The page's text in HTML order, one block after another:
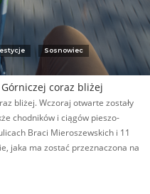
Sosnowiec
coraz bliżej
bliżej. Wczoraj otwarte zostały
chodników i ciągów pieszo-
Braci Mieroszewskich i 11
jaka ma zostać przeznaczona na